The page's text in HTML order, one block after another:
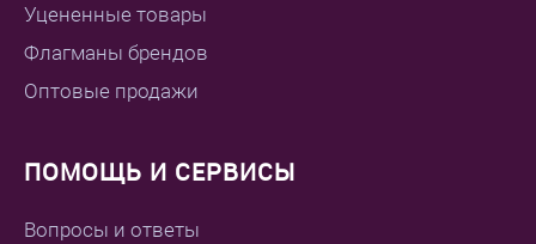
Уцененные товары
Флагманы брендов
Оптовые продажи
ПОМОЩЬ И СЕРВИСЫ
Вопросы и ответы